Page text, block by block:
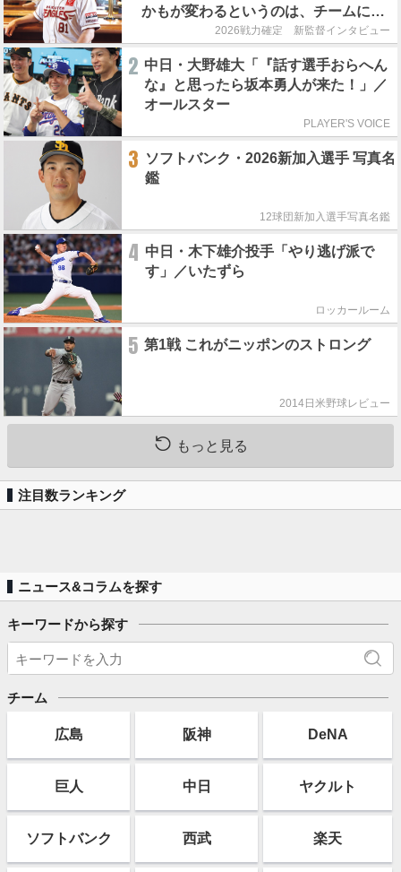
かもが変わるというのは、チームにと
って良くないことなんです」
2026戦力確定 新監督インタビュー
2 中日・大野雄大「『話す選手おらへん
な』と思ったら坂本勇人が来た！」／
オールスター
PLAYER'S VOICE
3 ソフトバンク・2026新加入選手 写真名
鑑
12球団新加入選手写真名鑑
4 中日・木下雄介投手「やり逃げ派で
す」／いたずら
ロッカールーム
5 第1戦 これがニッポンのストロング
2014日米野球レビュー
もっと見る
注目数ランキング
ニュース&コラムを探す
キーワードから探す
チーム
広島 阪神 DeNA
巨人 中日 ヤクルト
ソフトバンク 西武 楽天